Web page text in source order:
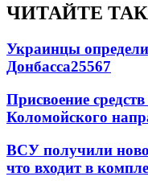
ЧИТАЙТЕ
Украинцы
Донбасса25567
Присвоение
Коломойского
ВСУ получили
что входит в